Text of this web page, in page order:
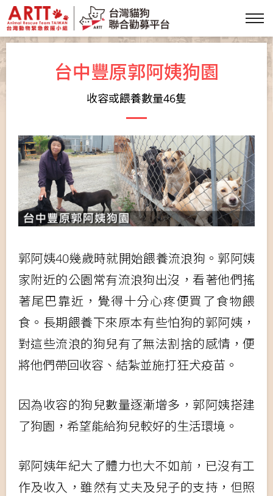
台中豐原郭阿姨狗園
收容或餵養數量46隻
郭阿姨40幾歲時就開始餵養流浪狗。郭阿姨
家附近的公園常有流浪狗出沒，看著他們搖
著尾巴靠近，覺得十分心疼便買了食物餵
食。長期餵養下來原本有些怕狗的郭阿姨，
對這些流浪的狗兒有了無法割捨的感情，便
將他們帶回收容、結紮並施打狂犬疫苗。
因為收容的狗兒數量逐漸增多，郭阿姨搭建
了狗園，希望能給狗兒較好的生活環境。
郭阿姨年紀大了體力也大不如前，已沒有工
作及收入，雖然有丈夫及兒子的支持，但照